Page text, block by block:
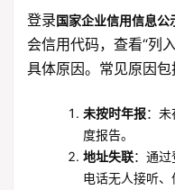
登录国家企业信用信息公
会信用代码，查看“列
具体原因。常见原因包
未按时年报：
度报告。
地址失联：通
电话无人接听